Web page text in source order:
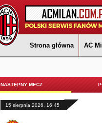
Strona główna AC
NASTĘPNY MECZ
15 sierpnia 2026, 16:45